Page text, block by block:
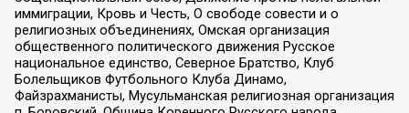
иммиграции, Кровь и Честь, О свободе совести и о
религиозных объединениях, Омская организация
общественного политического движения Русское
национальное единство, Северное Братство, Клуб
Болельщиков Футбольного Клуба Динамо,
Файзрахманисты, Мусульманская религиозная организация